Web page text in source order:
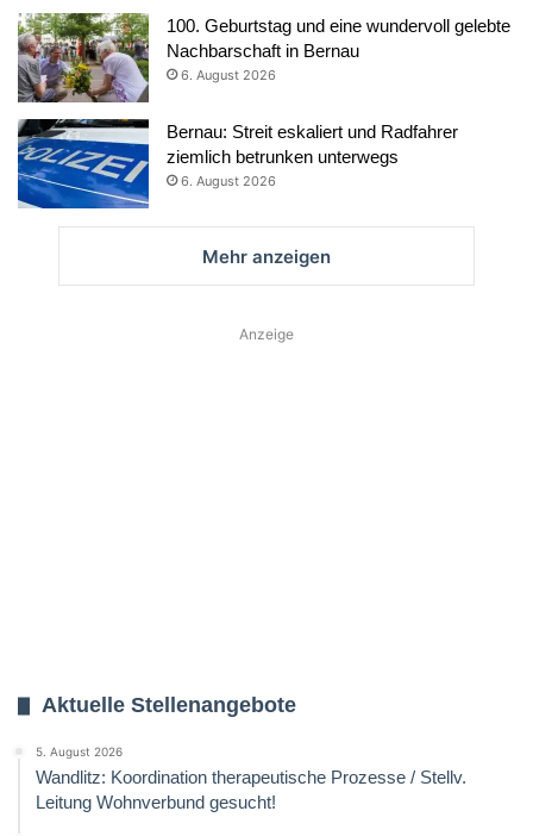
100. Geburtstag und eine wundervoll gelebte
Nachbarschaft in Bernau
6. August 2026
Bernau: Streit eskaliert und Radfahrer
ziemlich betrunken unterwegs
6. August 2026
Mehr anzeigen
Anzeige
Aktuelle Stellenangebote
5. August 2026
Wandlitz: Koordination therapeutische Prozesse / Stellv.
Leitung Wohnverbund gesucht!